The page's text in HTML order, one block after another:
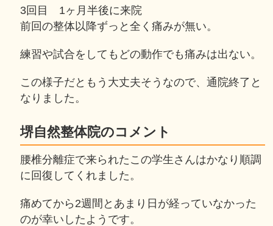
3回目 1ヶ月半後に来院
前回の整体以降ずっと全く痛みが無い。
練習や試合をしてもどの動作でも痛みは出ない。
この様子だともう大丈夫そうなので、通院終了と
なりました。
堺自然整体院のコメント
腰椎分離症で来られたこの学生さんはかなり順調
に回復してくれました。
痛めてから2週間とあまり日が経っていなかった
のが幸いしたようです。